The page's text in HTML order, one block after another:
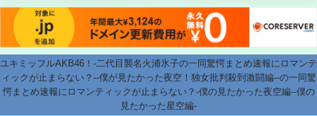
ユキミッフルAKB46！-二代目襲名火浦氷子の一同驚愕まとめ速報にロマンテ
ィックが止まらない？--僕が見たかった夜空！独女批判殺到激闘編--の一同驚
愕まとめ速報にロマンティックが止まらない？-僕の見たかった夜空編--僕の
見たかった星空編-